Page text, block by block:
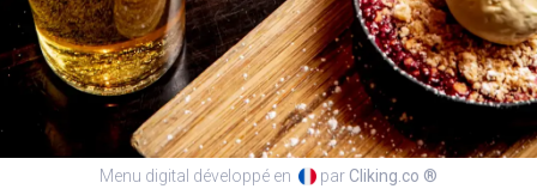
Menu digital développé en par Cliking.co ®